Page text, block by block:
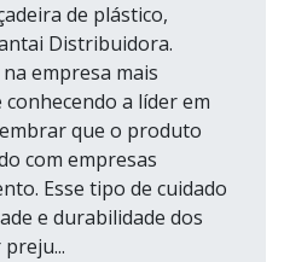
de plástico,
Distribuidora.
empresa mais
a líder em
que o produto
com empresas
Esse tipo de cuidado
e durabilidade dos